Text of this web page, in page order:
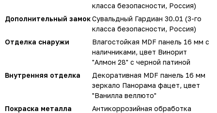
класса безопасности, Россия)
Дополнительный замокСувальдный Гардиан 30.01 (3-го
класса безопасности, Россия)
Отделка снаружи
Влагостойкая MDF панель 16 мм с
наличниками, цвет Винорит
"Алмон 28" с черной патиной
Внутренняя отделка
Декоративная MDF панель 16 мм
зеркало Панорама фацет, цвет
"Ванилла веллюто"
Покраска металла
Антикоррозийная обработка